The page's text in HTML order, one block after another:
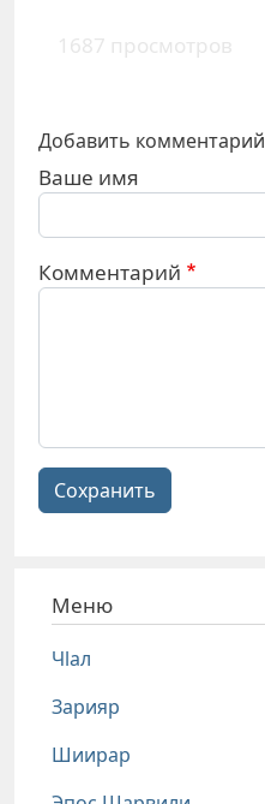
1687 просмотров
Добавить комментарий
Ваше имя
Комментарий
Сохранить
Меню
Чlал
Зарияр
Шиирар